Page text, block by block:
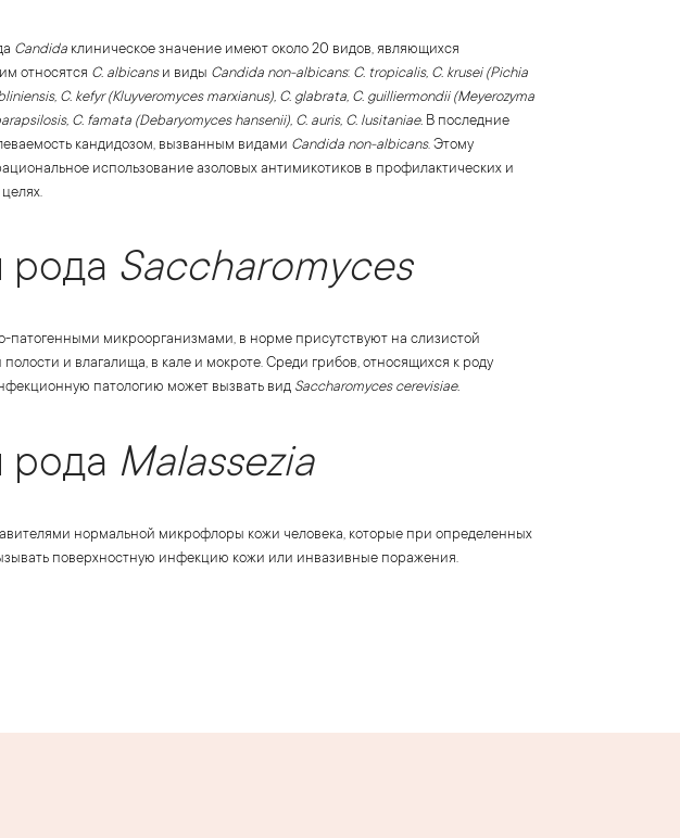
Candida клиническое значение имеют около 20 видов, являющихся
относятся C. albicansи виды Candida non-albicans: C. tropicalis, C. krusei (Pichia
C. kefyr (Kluyveromyces marxianus), C. glabrata, C. guilliermondii (Meyerozyma
C. famata (Debaryomyces hansenii), С. auris, C. lusitaniae. В последние
кандидозом, вызванным видами Candida non-albicans. Этому
использование азоловых антимикотиков в профилактических и
рода Saccharomyces
патогенными микроорганизмами, в норме присутствуют на слизистой
полости и влагалища, в кале и мокроте. Среди грибов, относящихся к роду
патологию может вызвать вид Saccharomycescerevisiae.
рода Malassezia
нормальной микрофлоры кожи человека, которые при определенных
поверхностную инфекцию кожи или инвазивные поражения.